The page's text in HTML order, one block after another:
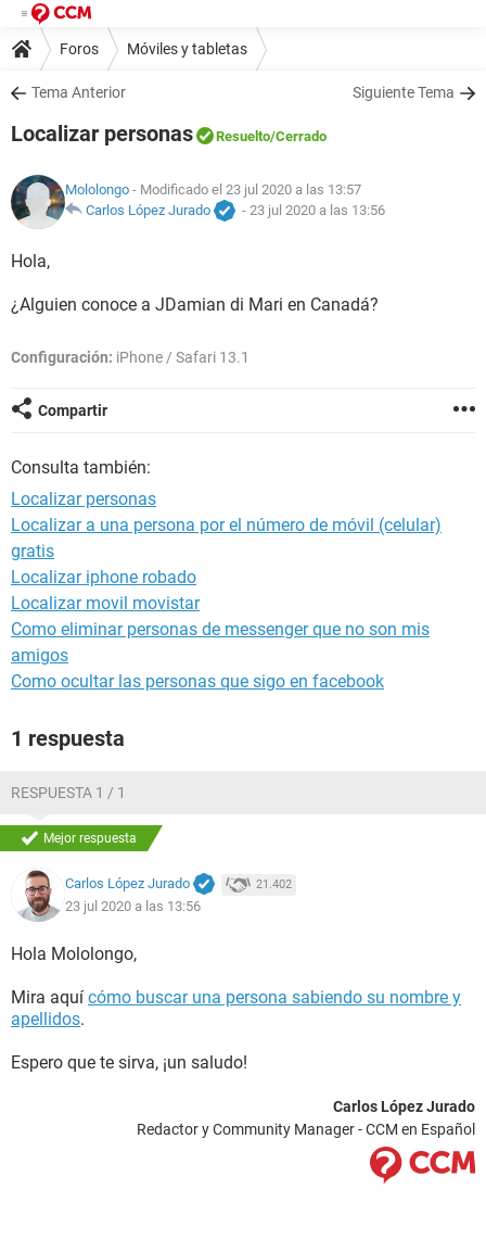
Foros Móviles y tabletas
Tema Anterior Siguiente Tema
Localizar personas Resuelto/Cerrado
Mololongo - Modificado el 23 jul 2020 a las 13:57
Carlos López Jurado
- 23 jul 2020 a las 13:56
Hola,
¿Alguien conoce a JDamian di Mari en Canadá?
Configuración: iPhone / Safari 13.1
Compartir
Consulta también:
Localizar personas
Localizar a una persona por el número de móvil (celular)
gratis
Localizar iphone robado
Localizar movil movistar
Como eliminar personas de messenger que no son mis
amigos
Como ocultar las personas que sigo en facebook
1 respuesta
RESPUESTA 1 / 1
Mejor respuesta
Carlos López Jurado 21.402
23 jul 2020 a las 13:56
Hola Mololongo,
Mira aquí cómo buscar una persona sabiendo su nombre y
apellidos.
Espero que te sirva, ¡un saludo!
Carlos López Jurado
Redactor y Community Manager - CCM en Español